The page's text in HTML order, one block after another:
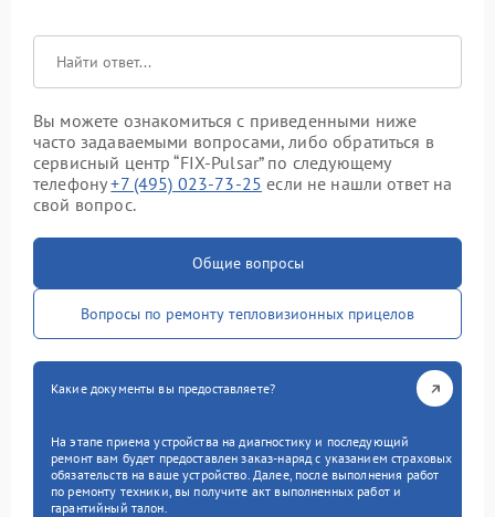
Вы можете ознакомиться с приведенными ниже
часто задаваемыми вопросами, либо обратиться в
сервисный центр “FIX-Pulsar” по следующему
телефону+7 (495) 023-73-25 если не нашли ответ на
свой вопрос.
Общие вопросы
Вопросы по ремонту тепловизионных прицелов
Какие документы вы предоставляете?
На этапе приема устройства на диагностику и последующий
ремонт вам будет предоставлен заказ-наряд с указанием страховых
обязательств на ваше устройство. Далее, после выполнения работ
по ремонту техники, вы получите акт выполненных работ и
гарантийный талон.